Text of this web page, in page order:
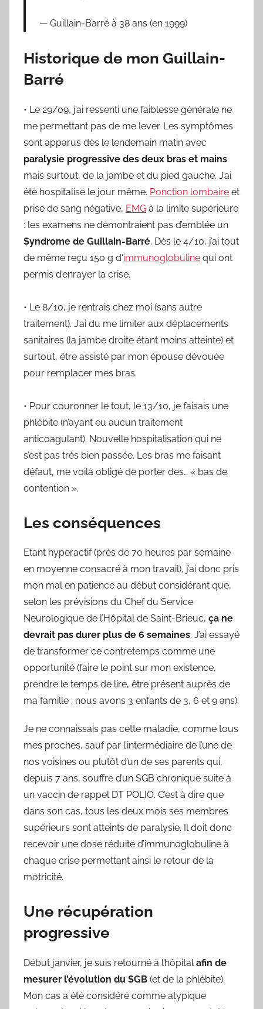
Guillain-Barré à 38 ans (en 1999)
Historique de mon Guillain-
Barré
• Le 29/09, j’ai ressenti une faiblesse générale ne
me permettant pas de me lever. Les symptômes
sont apparus dès le lendemain matin avec
paralysie progressive des deux bras et mains
mais surtout, de la jambe et du pied gauche. J’ai
été hospitalisé le jour même. Ponction lombaire et
prise de sang négative, EMG à la limite supérieure
: les examens ne démontraient pas d’emblée un
Syndrome de Guillain-Barré. Dès le 4/10, j’ai tout
de même reçu 150 g d‘immunoglobuline qui ont
permis d’enrayer la crise.
• Le 8/10, je rentrais chez moi (sans autre
traitement). J’ai du me limiter aux déplacements
sanitaires (la jambe droite étant moins atteinte) et
surtout, être assisté par mon épouse dévouée
pour remplacer mes bras.
• Pour couronner le tout, le 13/10, je faisais une
phlébite (n’ayant eu aucun traitement
anticoagulant). Nouvelle hospitalisation qui ne
s’est pas très bien passée. Les bras me faisant
défaut, me voilà obligé de porter des… « bas de
contention ».
Les conséquences
Etant hyperactif (près de 70 heures par semaine
en moyenne consacré à mon travail), j’ai donc pris
mon mal en patience au début considérant que,
selon les prévisions du Chef du Service
Neurologique de l’Hôpital de Saint-Brieuc, ça ne
devrait pas durer plus de 6 semaines. J’ai essayé
de transformer ce contretemps comme une
opportunité (faire le point sur mon existence,
prendre le temps de lire, être présent auprès de
ma famille : nous avons 3 enfants de 3, 6 et 9 ans).
Je ne connaissais pas cette maladie, comme tous
mes proches, sauf par l’intermédiaire de l’une de
nos voisines ou plutôt d’un de ses parents qui,
depuis 7 ans, souffre d’un SGB chronique suite à
un vaccin de rappel DT POLIO. C’est à dire que
dans son cas, tous les deux mois ses membres
supérieurs sont atteints de paralysie. Il doit donc
recevoir une dose réduite d’immunoglobuline à
chaque crise permettant ainsi le retour de la
motricité.
Une récupération
progressive
Début janvier, je suis retourné à l’hôpitalafin de
mesurer l’évolution du SGB (et de la phlébite).
Mon cas a été considéré comme atypique